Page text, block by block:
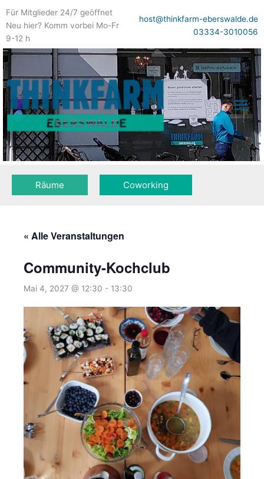
Für Mitglieder 24/7 geöffnet
Neu hier? Komm vorbei Mo-Fr
9-12 h
host@thinkfarm-eberswalde.de
03334-3010056
Räume Coworking
« Alle Veranstaltungen
Community-Kochclub
Mai 4, 2027 @ 12:30 - 13:30